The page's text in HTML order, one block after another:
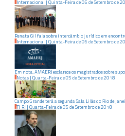
Internacional | Quinta-Feirade06 deSetembrode
Renata Gil fala sobre intercâmbio jurídico em
Internacional | Quinta-Feirade06 deSetembrode
Em nota, AMAERJ esclarece os magistrados sobre
Notas | Quarta-Feirade05 deSetembrode2018
Campo Grande terá a segunda Sala Lilás do Rio de
TJ RJ | Quarta-Feirade05 deSetembrode2018